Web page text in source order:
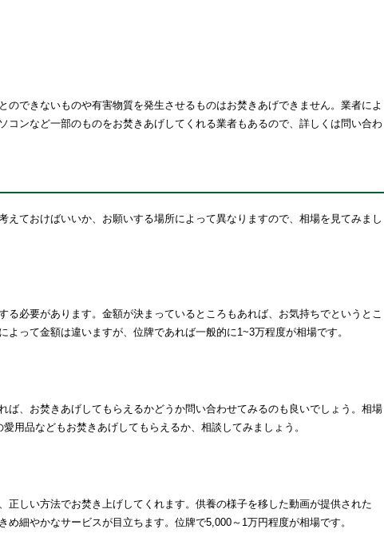
のできないものや有害物質を発生させるものはお焚きあげできません。業者によ
コンなど一部のものをお焚きあげしてくれる業者もあるので、詳しくは問い合わ
えておけばいいか、お願いする場所によって異なりますので、相場を見てみまし
る必要があります。金額が決まっているところもあれば、お気持ちでというとこ
よって金額は違いますが、位牌であれば一般的に1~3万程度が相場です。
ば、お焚きあげしてもらえるかどうか問い合わせてみるのも良いでしょう。相場
用品などもお焚きあげしてもらえるか、相談してみましょう。
正しい方法でお焚き上げしてくれます。供養の様子を移した動画が提供された
め細やかなサービスが目立ちます。位牌で5,000～1万円程度が相場です。